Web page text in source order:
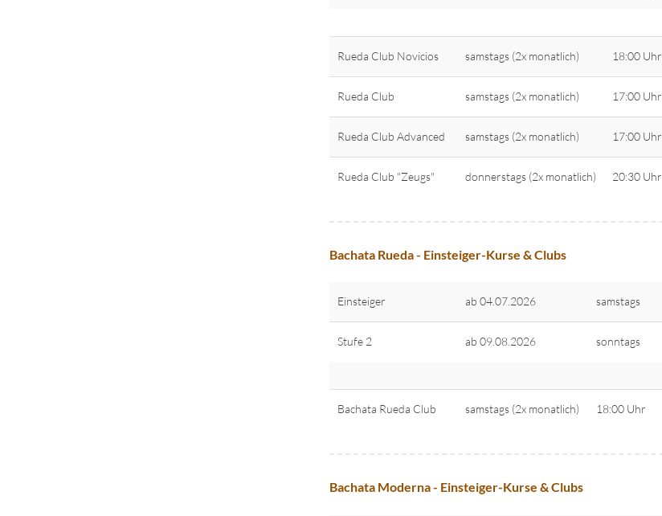
Rueda Club Novicios samstags (2x monatlich) 18:00 Uhr
Rueda Club samstags (2x monatlich) 17:00 Uhr
Rueda Club Advanced samstags (2x monatlich) 17:00 Uhr
Rueda Club "Zeugs" donnerstags (2x monatlich) 20:30 Uhr
Bachata Rueda - Einsteiger-Kurse & Clubs
Einsteiger ab 04.07.2026 samstags
Stufe 2 ab 09.08.2026 sonntags
Bachata Rueda Club samstags (2x monatlich) 18:00 Uhr
Bachata Moderna - Einsteiger-Kurse & Clubs